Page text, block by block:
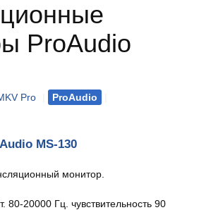
ProAudio
Pro ProAudio
MS-130
монитор.
80-20000 Гц. чувствительность 90